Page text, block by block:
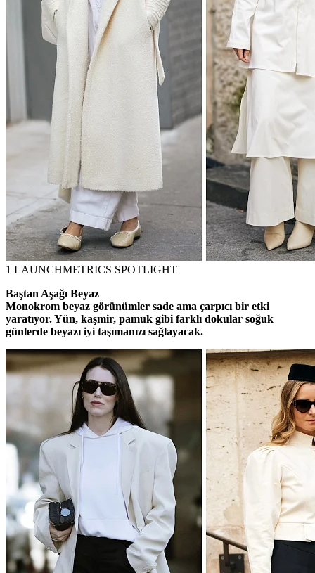
1 LAUNCHMETRICS SPOTLIGHT
Baştan Aşağı Beyaz
Monokrom beyaz görünümler sade ama çarpıcı bir etki
yaratıyor. Yün, kaşmir, pamuk gibi farklı dokular soğuk
günlerde beyazı iyi taşımanızı sağlayacak.